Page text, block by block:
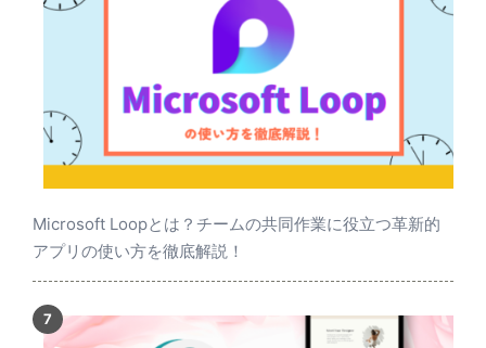
Microsoft Loopとは？チームの共同作業に役立つ革新的
アプリの使い方を徹底解説！